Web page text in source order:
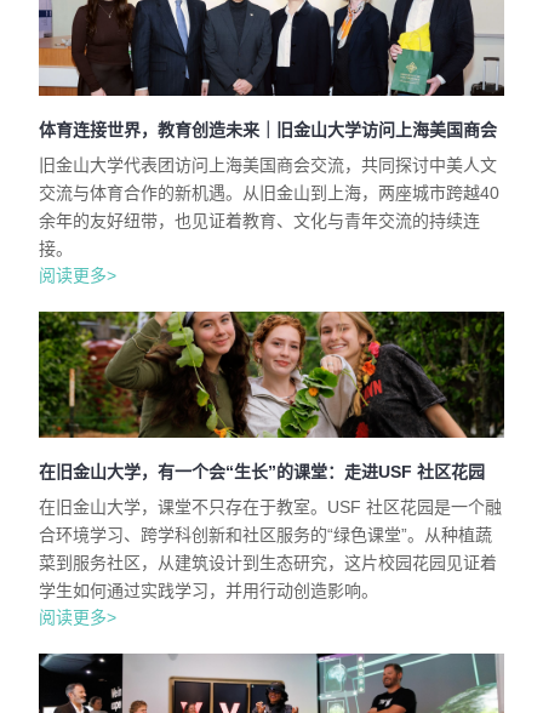
体育连接世界，教育创造未来｜旧金山大学访问上海美国商会
旧金山大学代表团访问上海美国商会交流，共同探讨中美人文
交流与体育合作的新机遇。从旧金山到上海，两座城市跨越40
余年的友好纽带，也见证着教育、文化与青年交流的持续连
接。
阅读更多>
在旧金山大学，有一个会“生长”的课堂：走进USF 社区花园
在旧金山大学，课堂不只存在于教室。USF 社区花园是一个融
合环境学习、跨学科创新和社区服务的“绿色课堂”。从种植蔬
菜到服务社区，从建筑设计到生态研究，这片校园花园见证着
学生如何通过实践学习，并用行动创造影响。
阅读更多>